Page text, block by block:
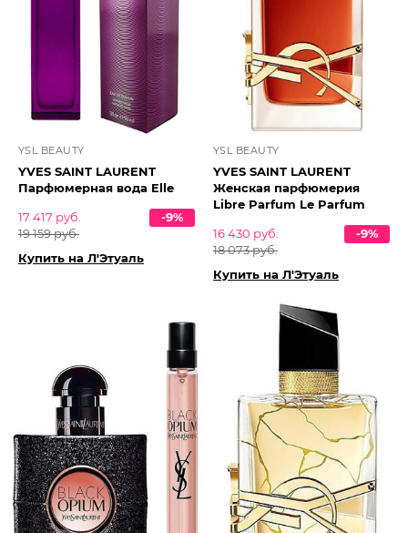
YSL BEAUTY
YVES SAINT LAURENT
Парфюмерная вода Elle
17 417 руб.
19 159 руб.
-9%
Купить на Л'Этуаль
YSL BEAUTY
YVES SAINT LAURENT
Женская парфюмерия
Libre Parfum Le Parfum
16 430 руб.
18 073 руб.
-9%
Купить на Л'Этуаль